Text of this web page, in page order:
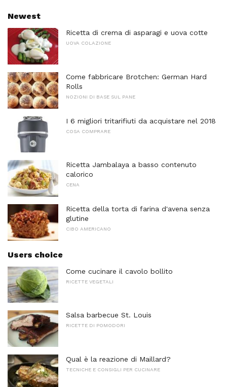
Newest
Ricetta di crema di asparagi e uova cotte
UOVA COLAZIONE
Come fabbricare Brotchen: German Hard
Rolls
NOZIONI DI BASE SUL PANE
I 6 migliori tritarifiuti da acquistare nel 2018
COSA COMPRARE
Ricetta Jambalaya a basso contenuto
calorico
CENA
Ricetta della torta di farina d'avena senza
glutine
CIBO AMERICANO
Users choice
Come cucinare il cavolo bollito
RICETTE VEGETALI
Salsa barbecue St. Louis
RICETTE DI POMODORI
Qual è la reazione di Maillard?
TECNICHE E CONSIGLI PER CUCINARE